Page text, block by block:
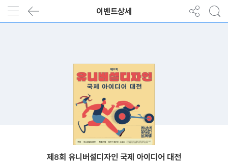
이벤트상세
제8회 유니버설디자인 국제 아이디어 대전